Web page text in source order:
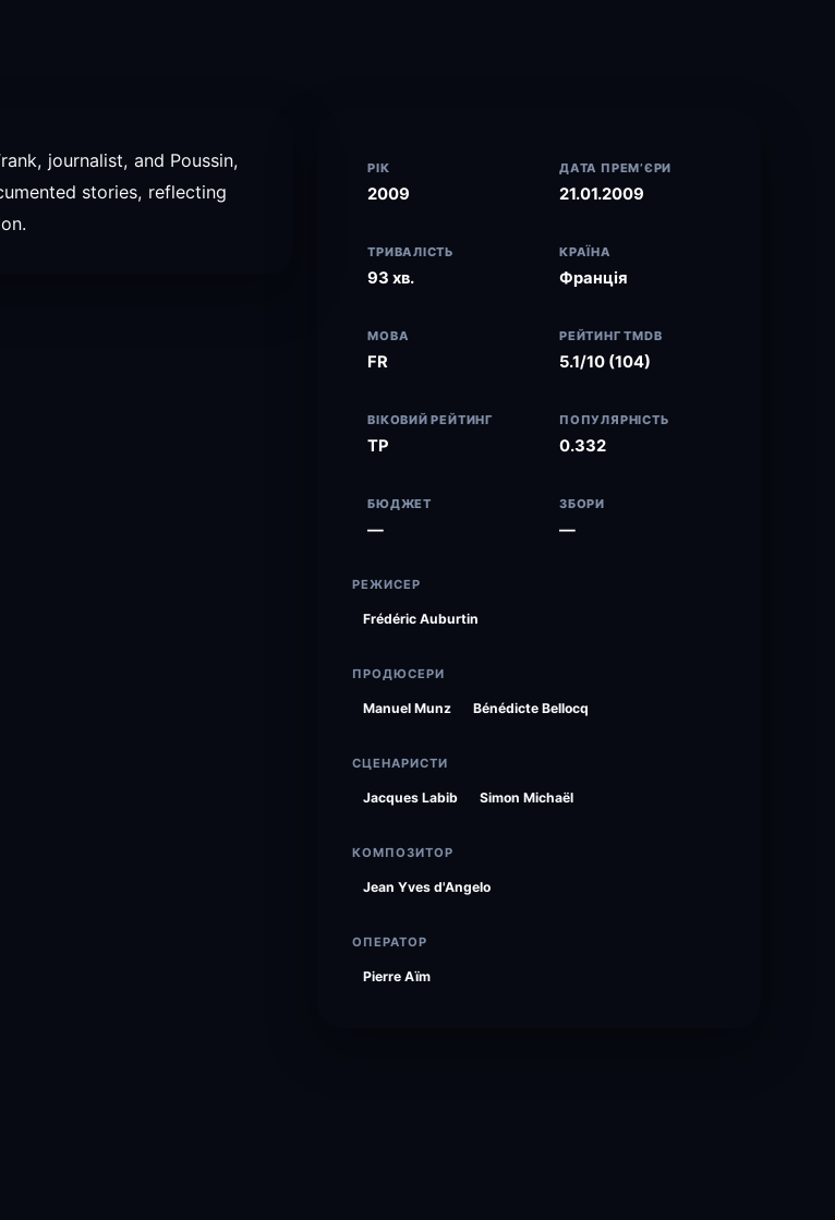
journalist, and Poussin,
stories, reflecting
РІК
2009
ДАТА ПРЕМ’ЄРИ
21.01.2009
ТРИВАЛІСТЬ
93 хв.
КРАЇНА
Франція
МОВА
FR
РЕЙТИНГ TMDB
5.1/10 (104)
ВІКОВИЙ РЕЙТИНГ
TP
ПОПУЛЯРНІСТЬ
0.332
БЮДЖЕТ
—
ЗБОРИ
—
РЕЖИСЕР
Frédéric Auburtin
ПРОДЮСЕРИ
Manuel Munz Bénédicte Bellocq
СЦЕНАРИСТИ
Jacques Labib Simon Michaël
КОМПОЗИТОР
Jean Yves d'Angelo
ОПЕРАТОР
Pierre Aïm